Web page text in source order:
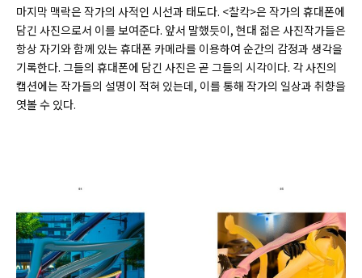
마지막 맥락은 작가의 사적인 시선과 태도다. <찰칵>은 작가의 휴대폰에
담긴 사진으로서 이를 보여준다. 앞서 말했듯이, 현대 젊은 사진작가들은
항상 자기와 함께 있는 휴대폰 카메라를 이용하여 순간의 감정과 생각을
기록한다. 그들의 휴대폰에 담긴 사진은 곧 그들의 시각이다. 각 사진의
캡션에는 작가들의 설명이 적혀 있는데, 이를 통해 작가의 일상과 취향을
엿볼 수 있다.